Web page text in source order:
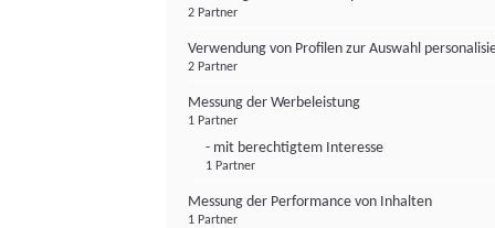
2 Partner
Verwendung von Profilen zur Auswahl
2 Partner
Messung der Werbeleistung
1 Partner
- mit berechtigtem Interesse
1 Partner
Messung der Performance von Inhalten
1 Partner